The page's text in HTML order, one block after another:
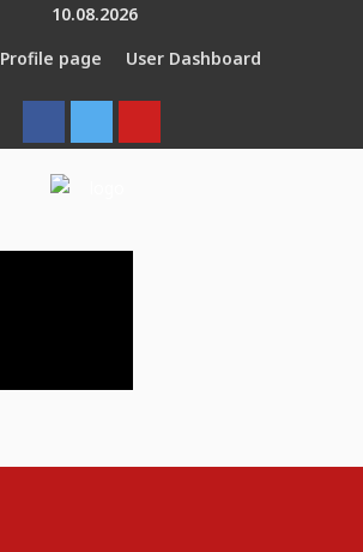
10.08.2026
Profile page User Dashboard